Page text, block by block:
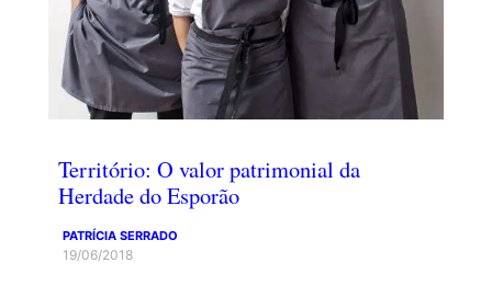
Território: O valor patrimonial da
Herdade do Esporão
PATRÍCIA SERRADO
19/06/2018